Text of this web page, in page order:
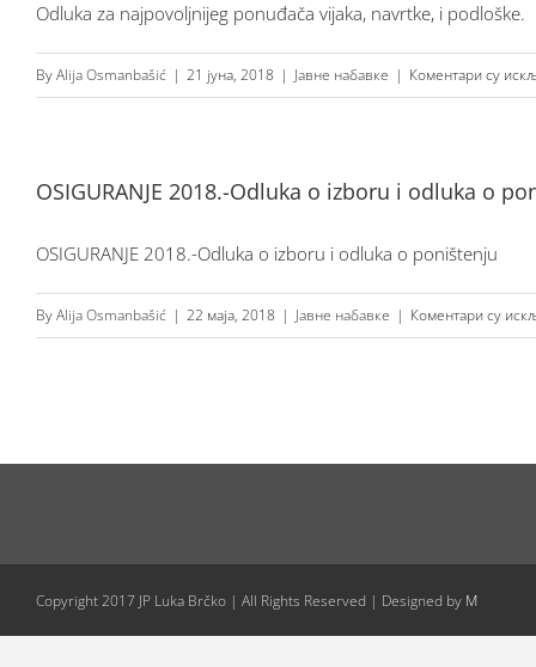
Odluka za najpovoljnijeg ponuđača vijaka, navrtke, i podloške.
ByAlija Osmanbašić | 21 јуна, 2018 | Јавне набавке | Коментари су
OSIGURANJE 2018.-Odluka o izboru i odluka o
OSIGURANJE 2018.-Odluka o izboru i odluka o poništenju
ByAlija Osmanbašić | 22 маја, 2018 | Јавне набавке | Коментари су
Copyright 2017 JP Luka Brčko | All Rights Reserved | Designed by M